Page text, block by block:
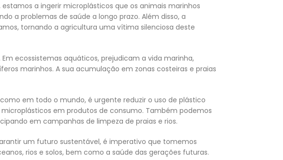
a ingerir microplásticos que os animais marinhos
a problemas de saúde a longo prazo. Além disso, a
tornando a agricultura uma vítima silenciosa deste
ecossistemas aquáticos, prejudicam a vida marinha,
marinhos. A sua acumulação em zonas costeiras e praias
em todo o mundo, é urgente reduzir o uso de plástico
em produtos de consumo. Também podemos
em campanhas de limpeza de praias e rios.
um futuro sustentável, é imperativo que tomemos
rios e solos, bem como a saúde das gerações futuras.